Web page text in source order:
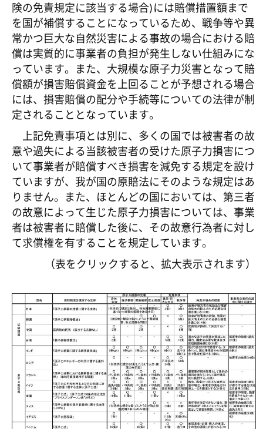
険の免責規定に該当する場合)には賠償措置額まで
を国が補償することになっているため、戦争等や異
常かつ巨大な自然災害による事故の場合における賠
償は実質的に事業者の負担が発生しない仕組みにな
っています。また、大規模な原子力災害となって賠
償額が損害賠償資金を上回ることが予想される場合
には、損害賠償の配分や手続等についての法律が制
定されることとなっています。
上記免責事項とは別に、多くの国では被害者の故
意や過失による当該被害者の受けた原子力損害につ
いて事業者が賠償すべき損害を減免する規定を設け
ていますが、我が国の原賠法にそのような規定はあ
りません。また、ほとんどの国においては、第三者
の故意によって生じた原子力損害については、事業
者は被害者に賠償した後に、その故意行為者に対し
て求償権を有することを規定しています。
（表をクリックすると、拡大表示されます）